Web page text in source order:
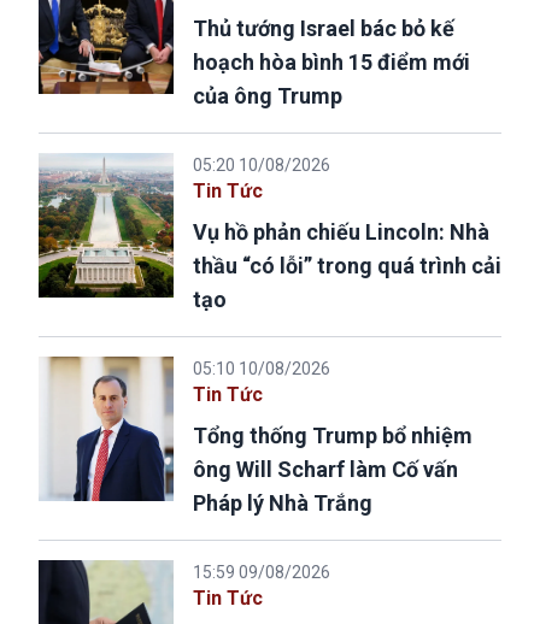
Thủ tướng Israel bác bỏ kế
hoạch hòa bình 15 điểm mới
của ông Trump
05:20 10/08/2026
Tin Tức
Vụ hồ phản chiếu Lincoln: Nhà
thầu “có lỗi” trong quá trình cải
tạo
05:10 10/08/2026
Tin Tức
Tổng thống Trump bổ nhiệm
ông Will Scharf làm Cố vấn
Pháp lý Nhà Trắng
15:59 09/08/2026
Tin Tức